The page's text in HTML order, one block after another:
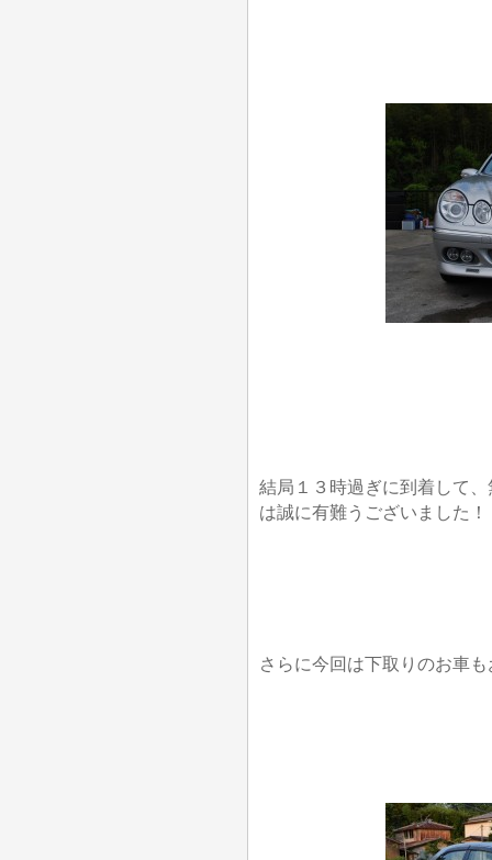
結局１３時過ぎに到着して
は誠に有難うございました！
さらに今回は下取りのお車